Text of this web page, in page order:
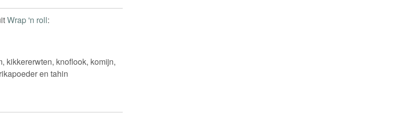
Wrap 'n roll:
kikkererwten, knoflook, komijn,
en tahin